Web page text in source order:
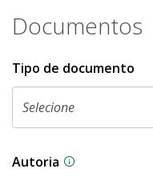
Documentos
Tipo de documento
Autoria As